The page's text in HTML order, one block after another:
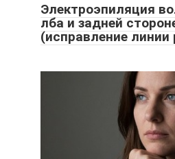
Электроэпиляция
лба и задней
(исправление линии